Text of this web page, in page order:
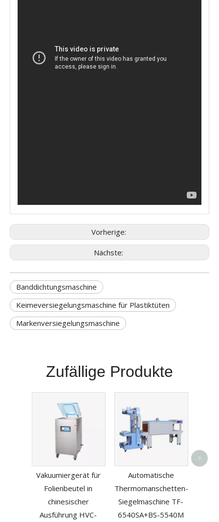
Vorherige:
Nächste:
Banddichtungsmaschine
Keimeversiegelungsmaschine für Plastiktüten
Markenversiegelungsmaschine
Zufällige Produkte
Vakuumiergerät für
Folienbeutel in
chinesischer
Ausführung HVC-
Automatische
Thermomanschetten-
Siegelmaschine TF-
6540SA+BS-5540M
>